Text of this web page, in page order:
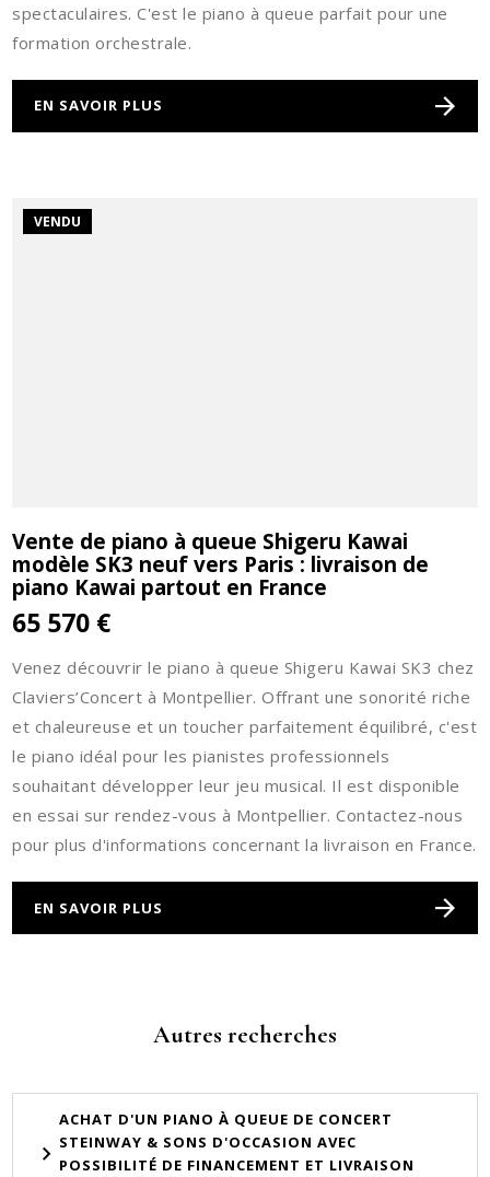
spectaculaires. C'est le piano à queue parfait pour une
formation orchestrale.
EN SAVOIR PLUS
VENDU
Vente de piano à queue Shigeru Kawai
modèle SK3 neuf vers Paris : livraison de
piano Kawai partout en France
65 570 €
Venez découvrir le piano à queue Shigeru Kawai SK3 chez
Claviers’Concert à Montpellier. Offrant une sonorité riche
et chaleureuse et un toucher parfaitement équilibré, c'est
le piano idéal pour les pianistes professionnels
souhaitant développer leur jeu musical. Il est disponible
en essai sur rendez-vous à Montpellier. Contactez-nous
pour plus d'informations concernant la livraison en France.
EN SAVOIR PLUS
Autres recherches
ACHAT D'UN PIANO À QUEUE DE CONCERT
STEINWAY & SONS D'OCCASION AVEC
POSSIBILITÉ DE FINANCEMENT ET LIVRAISON